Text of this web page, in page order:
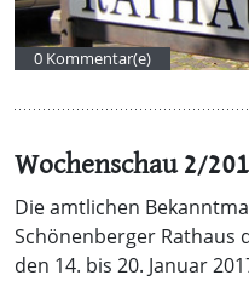
0 Kommentar(e)
Wochenschau 2/
Die amtlichen
Schönenberger Rathaus
den 14. bis 20. Januar